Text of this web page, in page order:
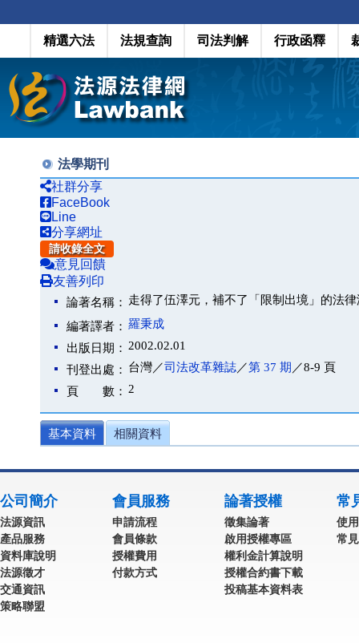
精選六法 法規查詢 司法判解 行政函釋
法學期刊
社群分享
FaceBook
Line
分享網址
請收錄全文
意見回饋
友善列印
論著名稱： 走得了伍澤元，補不了「限制出境」的法
編著譯者： 羅秉成
出版日期： 2002.02.01
刊登出處： 台灣／司法改革雜誌／第 37 期 ／8-9 頁
頁 數： 2
基本資料 相關資料
公司簡介
法源資訊
產品服務
資料庫說明
法源徵才
交通資訊
策略聯盟
會員服務
申請流程
會員條款
授權費用
付款方式
論著授權
徵集論著
啟用授權專區
權利金計算說明
授權合約書下載
投稿基本資料表
常
使
常